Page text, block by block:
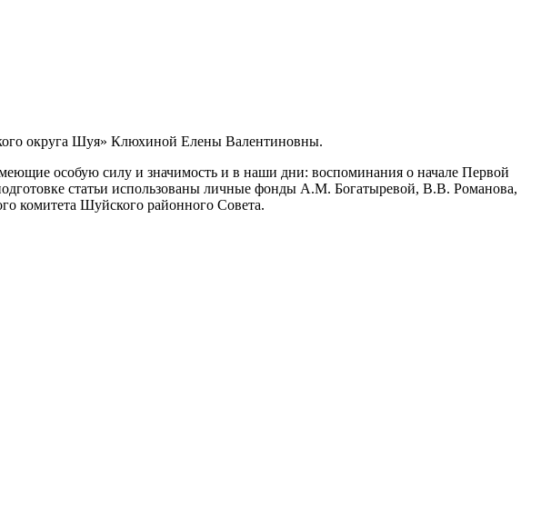
округа Шуя» Клюхиной Елены Валентиновны.
особую силу и значимость и в наши дни: воспоминания о начале Первой
статьи использованы личные фонды А.М. Богатыревой, В.В. Романова,
комитета Шуйского районного Совета.